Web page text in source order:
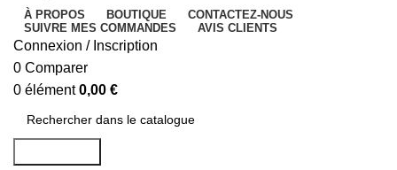
À PROPOS BOUTIQUE
CONTACTEZ-NOUS
SUIVRE MES COMMANDES
AVIS CLIENTS
Connexion / Inscription
0 Comparer
0 élément 0,00 €